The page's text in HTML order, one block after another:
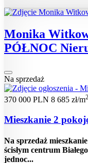
Monika
PÓŁNOC
Na sprzedaż
370 000 PLN 8 685 zł/m2
Mieszkanie 2
Na sprzedaż
ścisłym centrum
jednoc...